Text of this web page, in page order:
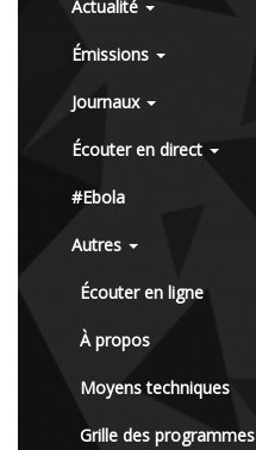
Actualité
Émissions
Journaux
Écouter en direct
#Ebola
Autres
Écouter en ligne
À propos
Moyens techniques
Grille des programmes